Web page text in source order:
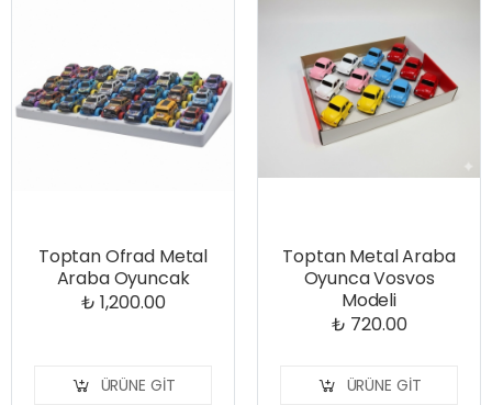
Toptan Ofrad Metal
Araba Oyuncak
₺ 1,200.00
ÜRÜNE GIT
Toptan Metal Araba
Oyunca Vosvos
Modeli
₺ 720.00
ÜRÜNE GIT